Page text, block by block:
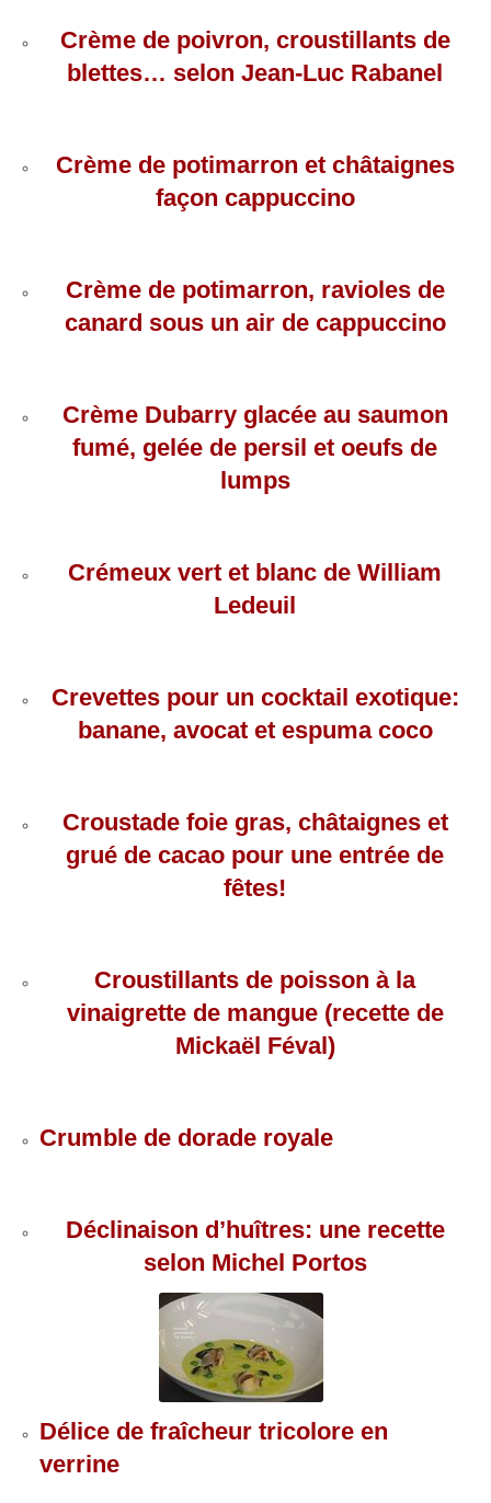
Crème de poivron, croustillants de
blettes… selon Jean-Luc Rabanel
Crème de potimarron et châtaignes
façon cappuccino
Crème de potimarron, ravioles de
canard sousun air de cappuccino
Crème Dubarry glacée au saumon
fumé, gelée de persil et oeufs de
lumps
Crémeux vert et blanc de William
Ledeuil
Crevettes pour un cocktail exotique:
banane, avocat et espuma coco
Croustade foie gras, châtaignes et
grué de cacao pour une entrée de
fêtes!
Croustillants de poisson à la
vinaigrette de mangue (recette de
Mickaël Féval)
Crumble de dorade royale
Déclinaison d’huîtres: une recette
selon Michel Portos
Délice de fraîcheur tricolore en
verrine